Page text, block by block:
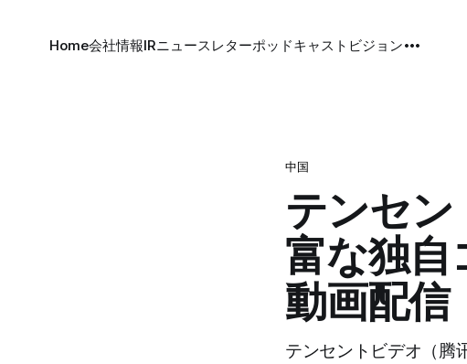
Home会社情報IRニュースレターポッドキャスト ビジョン
中国
テンセン
富な独自
動画配信
テンセントビデオ（腾